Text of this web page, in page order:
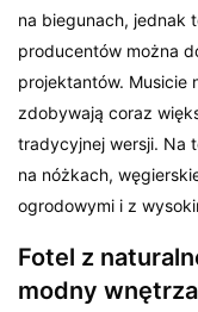
na biegunach, jednak
producentów można
projektantów. Musicie
zdobywają coraz
tradycyjnej wersji. Na
na nóżkach,
ogrodowymi i z
Fotel z
modny